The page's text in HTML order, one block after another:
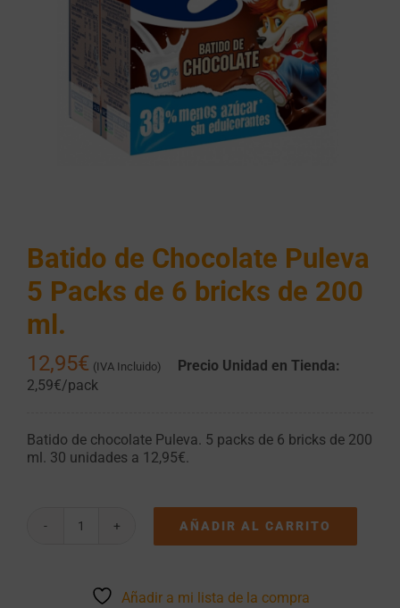
Batido de Chocolate Puleva
5 Packs de 6 bricks de 200
ml.
12,95€ (IVA Incluido)
Precio Unidad en Tienda:
2,59€/pack
Batido de chocolate Puleva. 5 packs de 6 bricks de 200
ml. 30 unidades a 12,95€.
Batido
Puleva
AÑADIR AL CARRITO
Añadir a mi lista de la compra